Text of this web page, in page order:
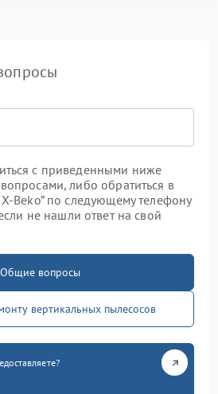
с приведенными ниже
либо обратиться в
Beko” по следующему телефону
не нашли ответ на свой
Общие вопросы
вертикальных пылесосов